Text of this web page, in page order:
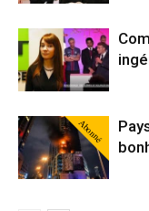
Abonné